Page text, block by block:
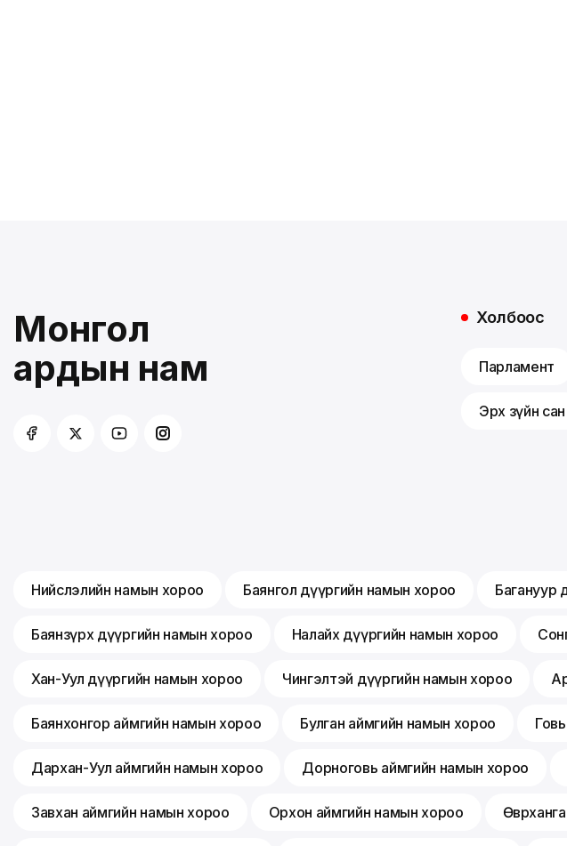
Монгол
ардын нам
Холбоос
Парламент
Эрх зүйн сан
Нийслэлийн намын хороо Баянгол дүүргийн намын хороо Багануур
Баянзүрх дүүргийн намын хороо Налайх дүүргийн намын хороо
Хан-Уул дүүргийн намын хороо Чингэлтэй дүүргийн намын хороо
Баянхонгор аймгийн намын хороо Булган аймгийн намын хороо
Дархан-Уул аймгийн намын хороо Дорноговь аймгийн намын хороо
Завхан аймгийн намын хороо Орхон аймгийн намын хороо